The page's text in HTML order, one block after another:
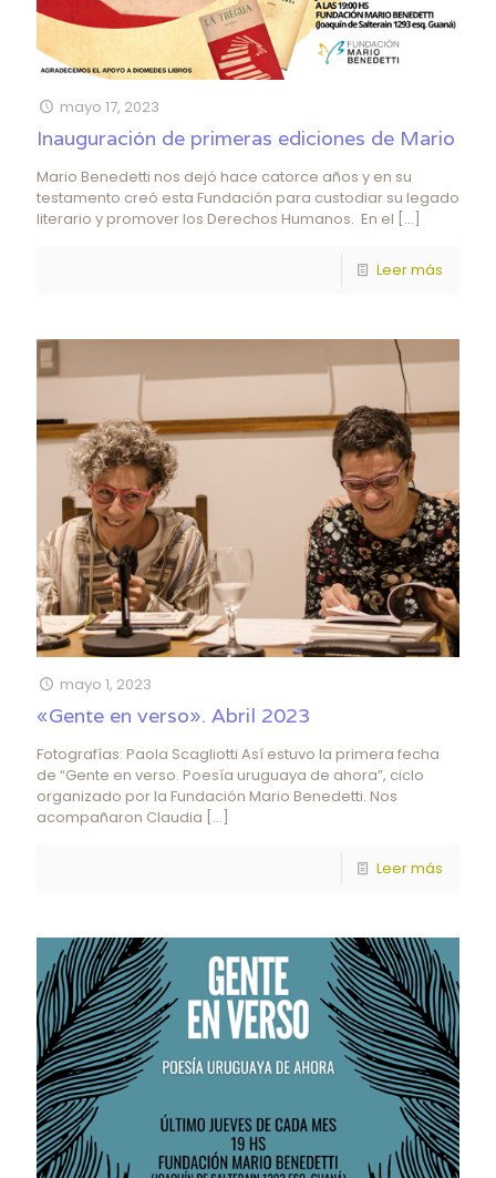
mayo 17, 2023
Inauguración de primeras ediciones de Mario
Mario Benedetti nos dejó hace catorce años y en su
testamento creó esta Fundación para custodiar su legado
literario y promover los Derechos Humanos. En el […]
Leer más
mayo 1, 2023
«Gente en verso». Abril 2023
Fotografías: Paola Scagliotti Así estuvo la primera fecha
de “Gente en verso. Poesía uruguaya de ahora”, ciclo
organizado por la Fundación Mario Benedetti. Nos
acompañaron Claudia […]
Leer más